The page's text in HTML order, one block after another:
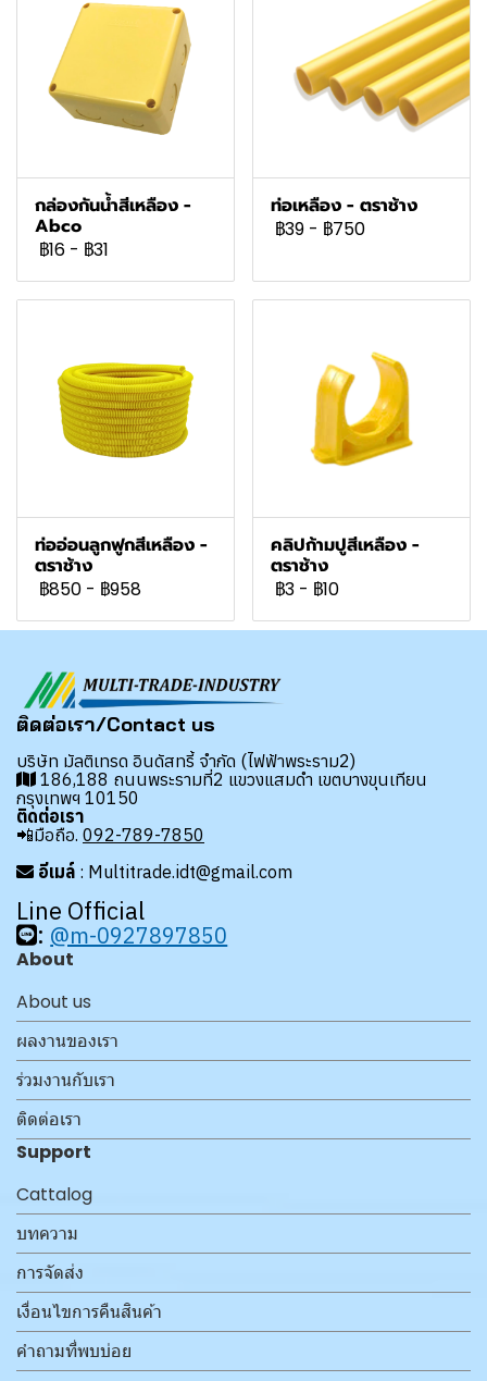
กล่องกันน้ำสีเหลือง -
Abco
฿16 - ฿31
ท่อเหลือง - ตราช้าง
฿39 - ฿750
ท่ออ่อนลูกฟูกสีเหลือง -
ตราช้าง
฿850 - ฿958
คลิปก้ามปูสีเหลือง -
ตราช้าง
฿3 - ฿10
ติดต่อเรา/Contact us
บริษัท มัลติเทรด อินดัสทรี้ จำกัด (ไฟฟ้าพระราม2)
186,188 ถนนพระรามที่2 แขวงแสมดำ เขตบางขุนเทียน
กรุงเทพฯ 10150
ติดต่อเรา
📲มือถือ. 092-789-7850
อีเมล์ : Multitrade.idt@gmail.com
Line Official
: @m-0927897850
About
About us
ผลงานของเรา
ร่วมงานกับเรา
ติดต่อเรา
Support
Cattalog
บทความ
การจัดส่ง
เงื่อนไขการคืนสินค้า
คำถามที่พบบ่อย